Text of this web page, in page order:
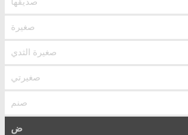
صغيرة
صغيرة الثدي
صغيرتي
صنم
ض